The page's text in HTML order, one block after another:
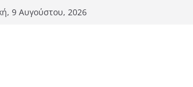
9 Αυγούστου, 2026